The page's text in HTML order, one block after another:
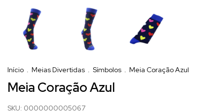
Início . Meias Divertidas . Símbolos . Meia Coração Azul
Meia Coração Azul
SKU: 0000000005067